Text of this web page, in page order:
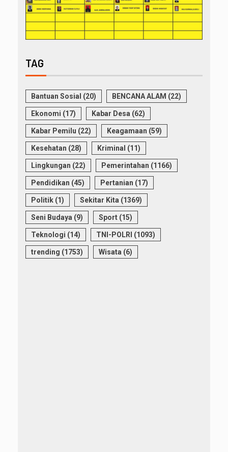
TAG
Bantuan Sosial (20) BENCANA ALAM (22)
Ekonomi (17) Kabar Desa (62)
Kabar Pemilu (22) Keagamaan (59)
Kesehatan (28) Kriminal (11)
Lingkungan (22) Pemerintahan (1166)
Pendidikan (45) Pertanian (17)
Politik (1) Sekitar Kita (1369)
Seni Budaya (9) Sport (15)
Teknologi (14) TNI-POLRI (1093)
trending (1753) Wisata (6)